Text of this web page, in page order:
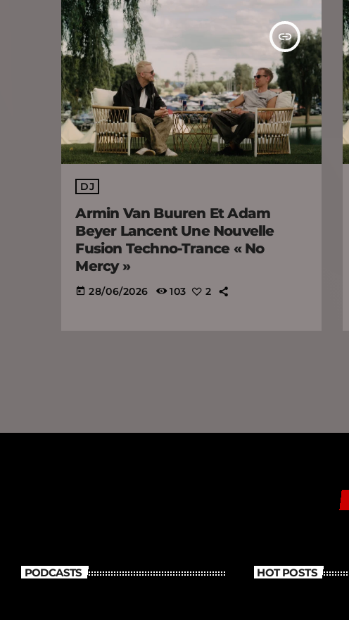
insert_link
DJ
Armin Van Buuren Et Adam
Beyer Lancent Une Nouvelle
Fusion Techno-Trance « No
Mercy »
today 28/06/2026 103 2
PODCASTS HOT POSTS